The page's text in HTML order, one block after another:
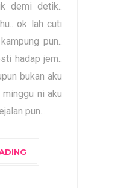
demi detik..
ok lah cuti
pun..
hadap jem..
bukan aku
ni aku
pun...